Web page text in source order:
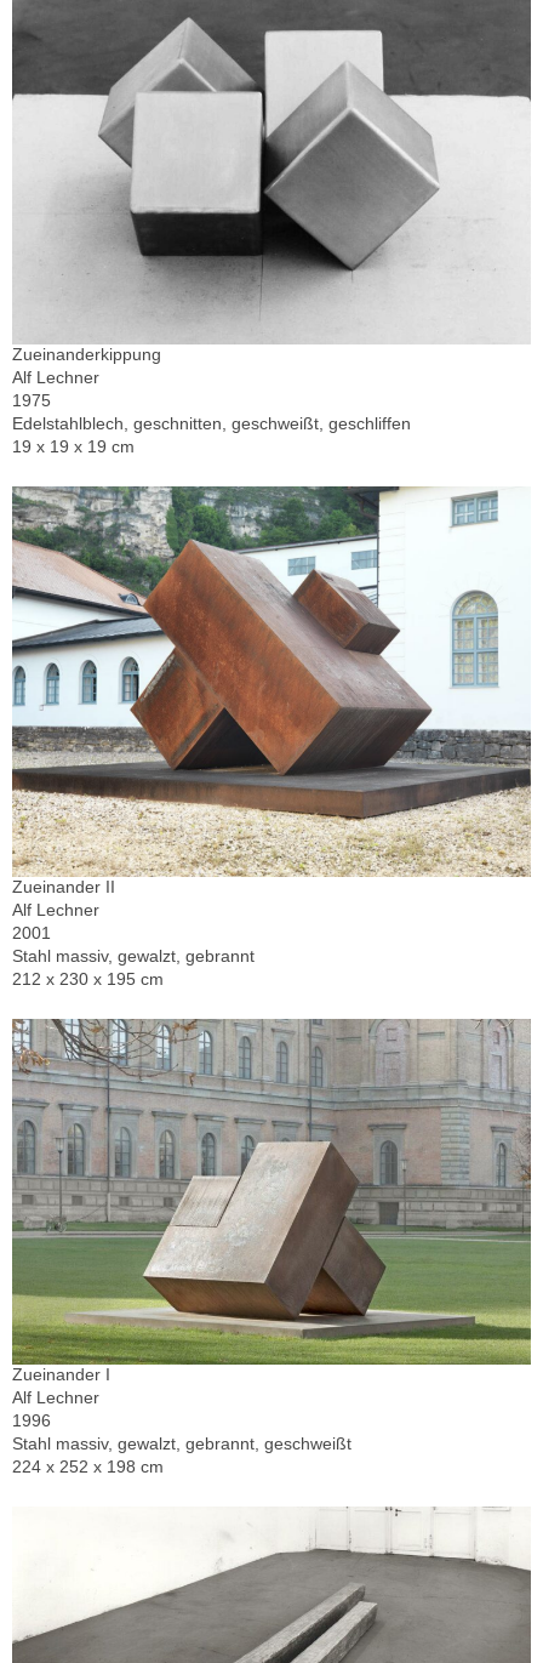
Zueinanderkippung
Alf Lechner
1975
Edelstahlblech, geschnitten, geschweißt, geschliffen
19 x 19 x 19 cm
Zueinander II
Alf Lechner
2001
Stahl massiv, gewalzt, gebrannt
212 x 230 x 195 cm
Zueinander I
Alf Lechner
1996
Stahl massiv, gewalzt, gebrannt, geschweißt
224 x 252 x 198 cm